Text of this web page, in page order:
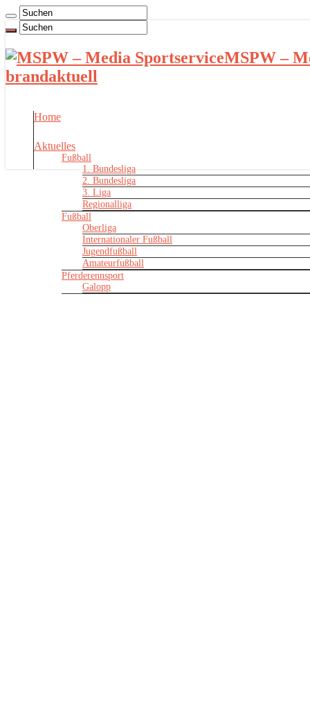
MSPW –
brandaktuell
Home
Aktuelles
Fußball
1. Bundesliga
2. Bundesliga
3. Liga
Regionalliga
Fußball
Oberliga
Internationaler Fußball
Jugendfußball
Amateurfußball
Pferderennsport
Galopp